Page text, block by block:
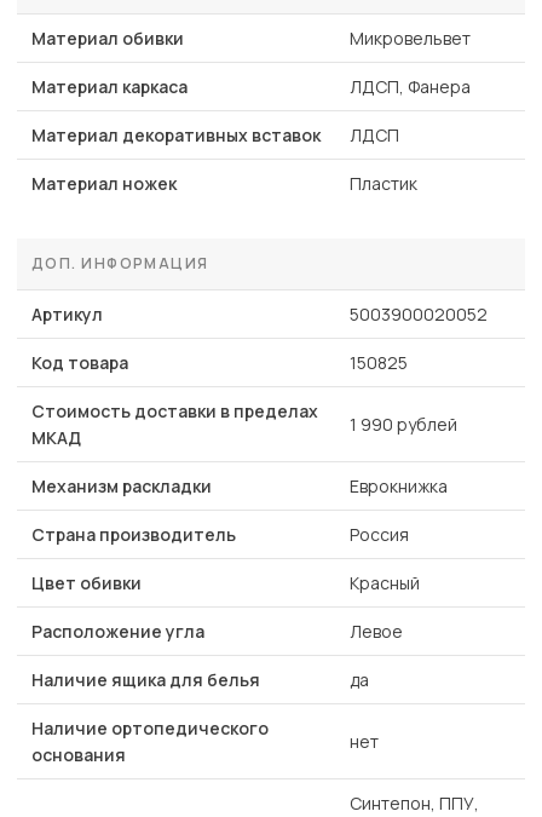
Материал обивки Микровельвет
Материал каркаса ЛДСП, Фанера
Материал декоративных вставок ЛДСП
Материал ножек Пластик
ДОП. ИНФОРМАЦИЯ
Артикул 5003900020052
Код товара 150825
Стоимость доставки в пределах
МКАД
1 990 рублей
Механизм раскладки Еврокнижка
Страна производитель Россия
Цвет обивки Красный
Расположение угла Левое
Наличие ящика для белья да
Наличие ортопедического
основания
нет
Синтепон, ППУ,